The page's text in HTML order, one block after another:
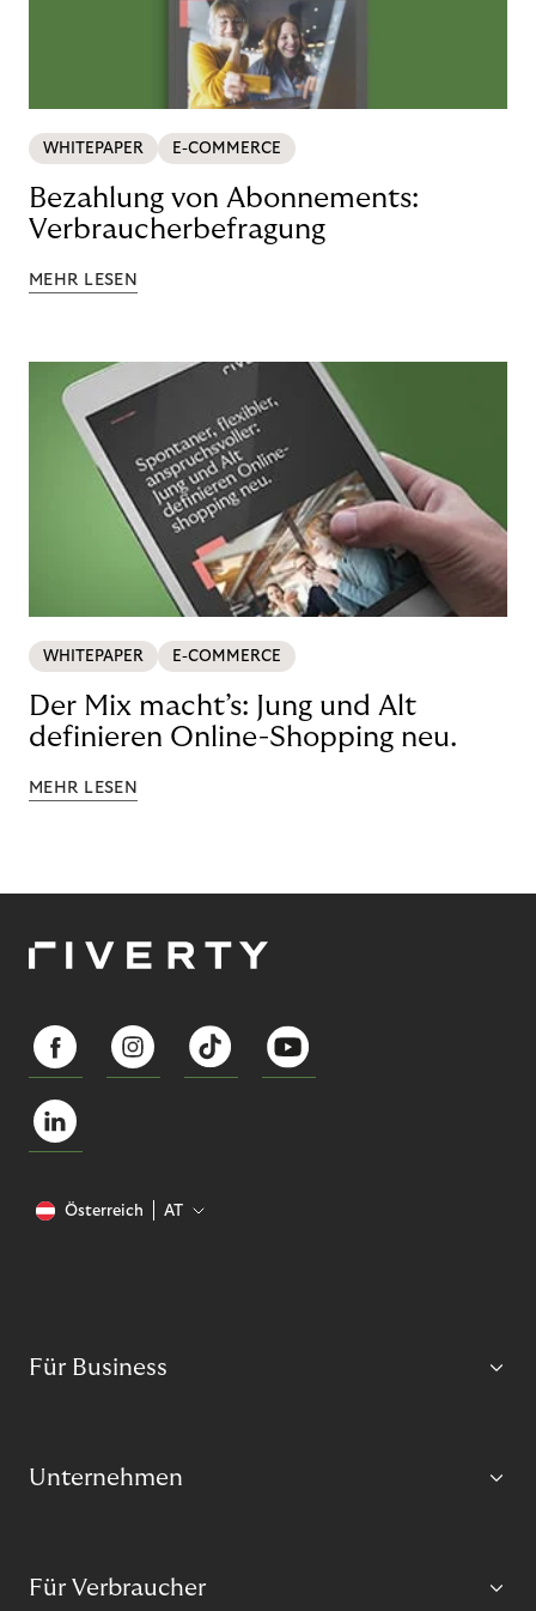
WHITEPAPER E-COMMERCE
Bezahlung von Abonnements:
Verbraucherbefragung
MEHR LESEN
WHITEPAPER E-COMMERCE
Der Mix macht’s: Jung und Alt
definieren Online-Shopping neu.
MEHR LESEN
Österreich AT
Für Business
Unternehmen
Für Verbraucher